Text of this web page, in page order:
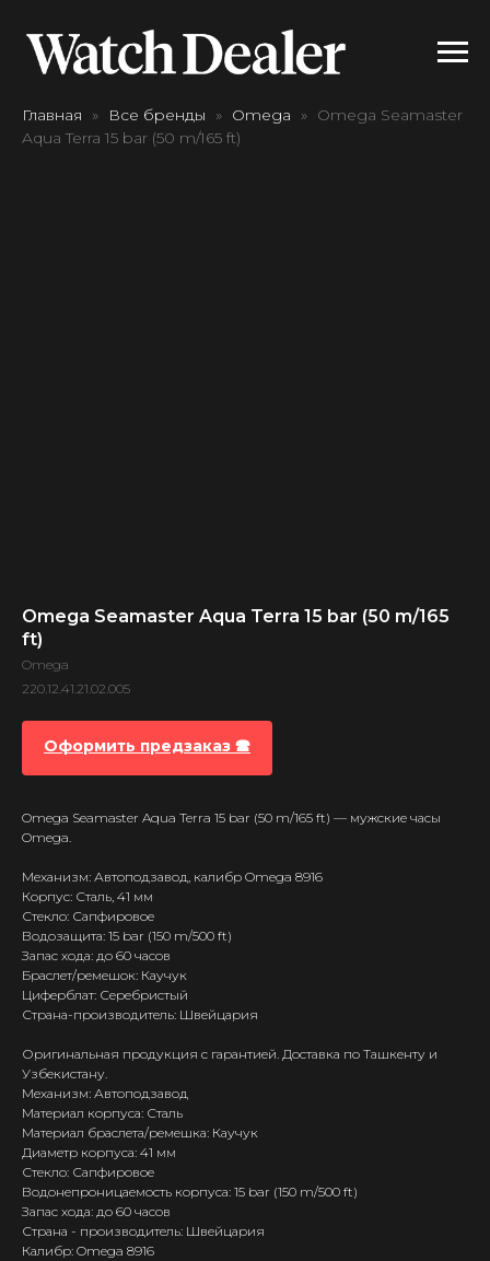
Главная Все бренды Omega
Omega Seamaster
Aqua Terra 15 bar (50 m/165 ft)
Omega Seamaster Aqua Terra 15 bar (50 m/165
ft)
Omega
220.12.41.21.02.005
Оформить предзаказ 🕿
Omega Seamaster Aqua Terra 15 bar (50 m/165 ft) — мужские часы
Omega.
Механизм: Автоподзавод, калибр Omega 8916
Корпус: Сталь, 41 мм
Стекло: Сапфировое
Водозащита: 15 bar (150 m/500 ft)
Запас хода: до 60 часов
Браслет/ремешок: Каучук
Циферблат: Серебристый
Страна-производитель: Швейцария
Оригинальная продукция с гарантией. Доставка по Ташкенту и
Узбекистану.
Механизм: Автоподзавод
Материал корпуса: Сталь
Материал браслета/ремешка: Каучук
Диаметр корпуса: 41 мм
Стекло: Сапфировое
Водонепроницаемость корпуса: 15 bar (150 m/500 ft)
Запас хода: до 60 часов
Страна - производитель: Швейцария
Калибр: Omega 8916